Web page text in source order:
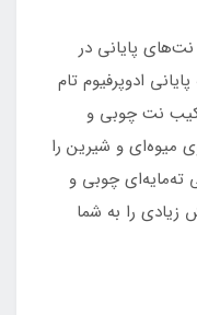
پایانی در
ادوپرفیوم تام
نت چوبی و
و شیرین را
ته‌مایه‌ای چوبی و
زیادی را به شما